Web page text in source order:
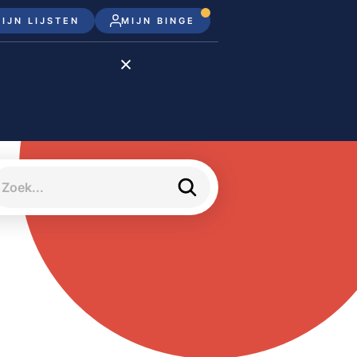
LIJSTEN MIJN BINGE
Disney+
meJane